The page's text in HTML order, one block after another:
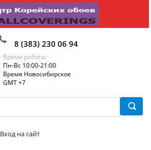
8 (383) 230 06 94
Время работы:
Пн-Вс 10:00-21:00
Время Новосибирское
GMT +7
Вход на сайт